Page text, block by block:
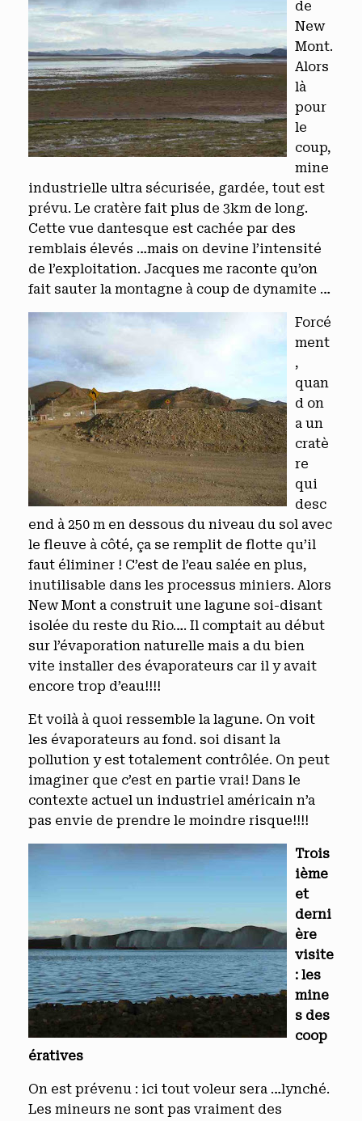
de
New
Mont.
Alors
là
pour
le
coup,
mine
industrielle ultra sécurisée, gardée, tout est
prévu. Le cratère fait plus de 3km de long.
Cette vue dantesque est cachée par des
remblais élevés …mais on devine l’intensité
de l’exploitation. Jacques me raconte qu’on
fait sauter la montagne à coup de dynamite …
Forcé
ment
,
quan
d on
a un
cratè
re
qui
desc
end à 250 m en dessous du niveau du sol avec
le fleuve à côté, ça se remplit de flotte qu’il
faut éliminer ! C’est de l’eau salée en plus,
inutilisable dans les processus miniers. Alors
New Mont a construit une lagune soi-disant
isolée du reste du Rio…. Il comptait au début
sur l’évaporation naturelle mais a du bien
vite installer des évaporateurs car il y avait
encore trop d’eau!!!!
Et voilà à quoi ressemble la lagune. On voit
les évaporateurs au fond. soi disant la
pollution y est totalement contrôlée. On peut
imaginer que c’est en partie vrai! Dans le
contexte actuel un industriel américain n’a
pas envie de prendre le moindre risque!!!!
Trois
ième
et
derni
ère
visite
: les
mine
s des
coop
ératives
On est prévenu : ici tout voleur sera …lynché.
Les mineurs ne sont pas vraiment des